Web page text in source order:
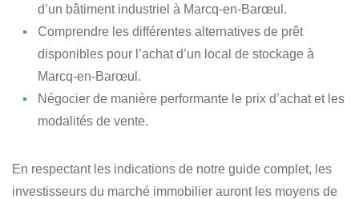
d’un bâtiment industriel à Marcq-en-Barœul.
Comprendre les différentes alternatives de prêt
disponibles pour l’achat d’un local de stockage à
Marcq-en-Barœul.
Négocier de manière performante le prix d’achatet les
modalités de vente.
En respectant les indications de notre guide complet, les
investisseurs du marché immobilier auront les moyens de